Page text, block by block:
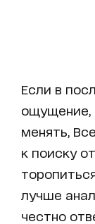
Если в
ощущение,
менять,
к поиску
лучше
честно